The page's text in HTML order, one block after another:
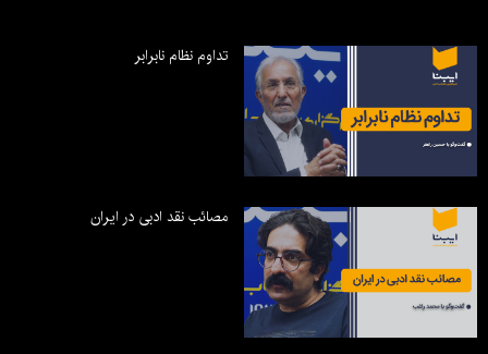
تداوم نظام نابرابر
مصائب نقد ادبی در ایران